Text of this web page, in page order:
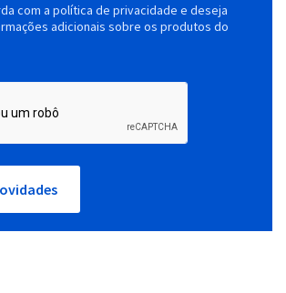
com a política de privacidade e deseja
adicionais sobre os produtos do